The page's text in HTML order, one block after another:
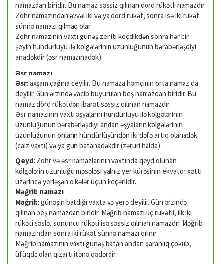
namaz­dan biridir. Bu namaz səssiz qılınan dörd rükətli namazdır.
Zöhr namazından əvvəl iki və ya dörd rükət, sonra isə iki rükət
sünnə namazı qılmaq olar.
Zöhr namazının vaxtı günəş zeniti keçdikdən sonra hər bir
şeyin hündürlüyü ilə kölgələrinin uzunluğunun bərabərləşdiyi
anadəkdir (əsr namazınadək).
Əsr namazı
Əsr: axşam çağına deyilir. Bu namaza həmçinin orta namaz da
deyilir. Gün ərzində vacib buyurulan beş namazdan biridir. Bu
namaz dörd rükətdən ibarət səssiz qılınan namazdır.
Əsr namazının vaxtı əşyaların hündürlüyü ilə kölgələrinin
uzunluğunun bərabərləşdiyi andan əşyaların kölgələrinin
uzunluğunun onların hündür­lüyündən iki dəfə artıq olanadək
(caiz vaxtı) və ya gün batanadəkdir (zəruri halda).
Qeyd: Zöhr və əsr namazlarının vaxtında qeyd olunan
kölgələrin uzunluğu məsələsi yalnız yer kürəsinin ekvator xətti
üzərində yerləşən ölkələr üçün keçərlidir.
Məğrib namazı
Məğrib: günəşin batdığı vaxta və yerə deyilir. Gün ərzində
qılınan beş namazdan biridir. Məğrib namazı üç rükətli, ilk iki
rükəti səslə, sonuncu rükəti isə səssiz qılınan namazdır. Məğrib
namazından sonra iki rükət sünnə namazı qılınır.
Məğrib namazının vaxtı günəş batan andan qaranlıq çöküb,
üfüqdə olan qızartı itənə qədərdir.